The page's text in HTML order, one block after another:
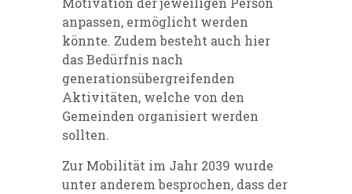
anpassen, ermöglicht werden
könnte. Zudem besteht auch hier
das Bedürfnis nach
generationsübergreifenden
Aktivitäten, welche von den
Gemeinden organisiert werden
sollten.
Zur Mobilität im Jahr 2039 wurde
unter anderem besprochen, dass der